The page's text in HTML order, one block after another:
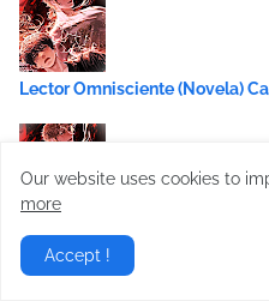
Lector Omnisciente (Novela)
Our website uses cookies to
more
Accept !